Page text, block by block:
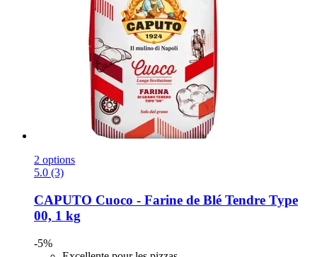
2 options
5.0 (3)
CAPUTO Cuoco -​ Farine de Blé Tendre Type
00, 1 kg
-5%